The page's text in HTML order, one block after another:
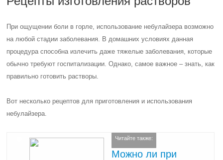
При ощущении боли в горле, использование небулайзера возможно
на любой стадии заболевания. В домашних условиях данная
процедура способна излечить даже тяжелые заболевания, которые
обычно требуют госпитализации. Однако, самое важное – знать, как
правильно готовить растворы.
Вот несколько рецептов для приготовления и использования
небулайзера.
Читайте также:
Можно ли при